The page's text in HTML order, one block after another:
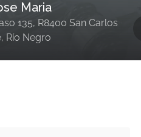
San Carlos